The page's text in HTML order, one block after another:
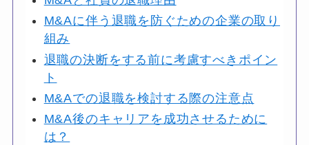
M&Aに伴う退職を防ぐための企業の取り
組み
退職の決断をする前に考慮すべきポイン
ト
M&Aでの退職を検討する際の注意点
M&A後のキャリアを成功させるために
は？